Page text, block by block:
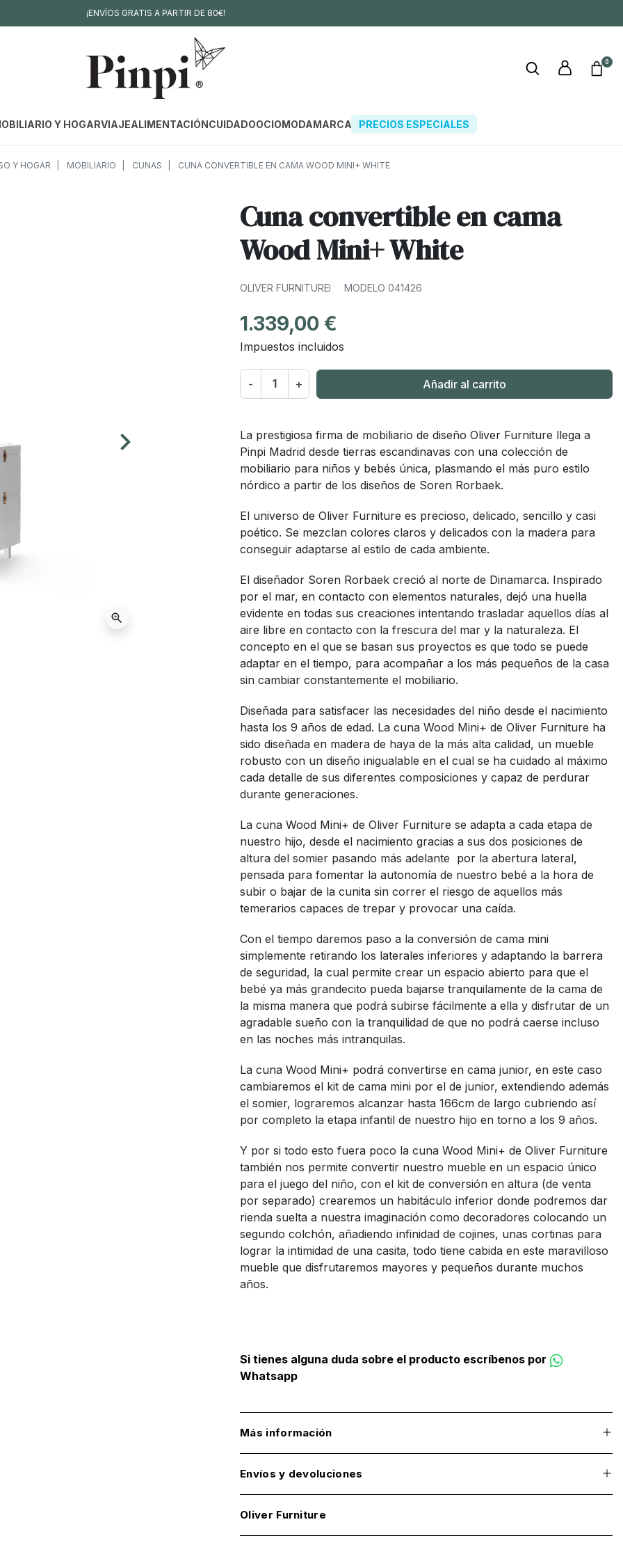
¡ENVÍOS GRATIS A PARTIR DE 80€!
0
Y HOGARVIAJEALIMENTACIÓNCUIDADOOCIOMODAMARCAS PRECIOS ESPECIALES
Y HOGAR MOBILIARIO CUNAS CUNA CONVERTIBLE EN CAMA WOOD MINI+ WHITE
Siguiente
keyboard_arrow_right
zoom_in
Cuna convertible en cama
Wood Mini+ White
OLIVER FURNITURE MODELO 041426
1.339,00 €
Impuestos incluidos
- + Añadir al carrito
La prestigiosa firma de mobiliario de diseño Oliver Furniture llega a
Pinpi Madrid desde tierras escandinavas con una colección de
mobiliario para niños y bebés única, plasmando el más puro estilo
nórdico a partir de los diseños de Soren Rorbaek.
El universo de Oliver Furniture es precioso, delicado, sencillo y casi
poético. Se mezclan colores claros y delicados con la madera para
conseguir adaptarse al estilo de cada ambiente.
El diseñador Soren Rorbaek creció al norte de Dinamarca. Inspirado
por el mar, en contacto con elementos naturales, dejó una huella
evidente en todas sus creaciones intentando trasladar aquellos días al
aire libre en contacto con la frescura del mar y la naturaleza. El
concepto en el que se basan sus proyectos es que todo se puede
adaptar en el tiempo, para acompañar a los más pequeños de la casa
sin cambiar constantemente el mobiliario.
Diseñada para satisfacer las necesidades del niño desde el nacimiento
hasta los 9 años de edad. La cuna Wood Mini+ de Oliver Furniture ha
sido diseñada en madera de haya de la más alta calidad, un mueble
robusto con un diseño inigualable en el cual se ha cuidado al máximo
cada detalle de sus diferentes composiciones y capaz de perdurar
durante generaciones.
La cuna Wood Mini+ de Oliver Furniture se adapta a cada etapa de
nuestro hijo, desde el nacimiento gracias a sus dos posiciones de
altura del somier pasando más adelante por la abertura lateral,
pensada para fomentar la autonomía de nuestro bebé a la hora de
subir o bajar de la cunita sin correr el riesgo de aquellos más
temerarios capaces de trepar y provocar una caída.
Con el tiempo daremos paso a la conversión de cama mini
simplemente retirando los laterales inferiores y adaptando la barrera
de seguridad, la cual permite crear un espacio abierto para que el
bebé ya más grandecito pueda bajarse tranquilamente de la cama de
la misma manera que podrá subirse fácilmente a ella y disfrutar de un
agradable sueño con la tranquilidad de que no podrá caerse incluso
en las noches más intranquilas.
La cuna Wood Mini+ podrá convertirse en cama junior, en este caso
cambiaremos el kit de cama mini por el de junior, extendiendo además
el somier, lograremos alcanzar hasta 166cm de largo cubriendo así
por completo la etapa infantil de nuestro hijo en torno a los 9 años.
Y por si todo esto fuera poco la cuna Wood Mini+ de Oliver Furniture
también nos permite convertir nuestro mueble en un espacio único
para el juego del niño, con el kit de conversión en altura (de venta
por separado) crearemos un habitáculo inferior donde podremos dar
rienda suelta a nuestra imaginación como decoradores colocando un
segundo colchón, añadiendo infinidad de cojines, unas cortinas para
lograr la intimidad de una casita, todo tiene cabida en este maravilloso
mueble que disfrutaremos mayores y pequeños durante muchos
años.
Si tienes alguna duda sobre el producto escríbenos por
Whatsapp
Más información
Envíos y devoluciones
Oliver Furniture